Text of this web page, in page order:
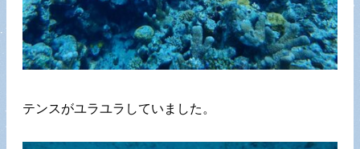
テンスがユラユラしていました。